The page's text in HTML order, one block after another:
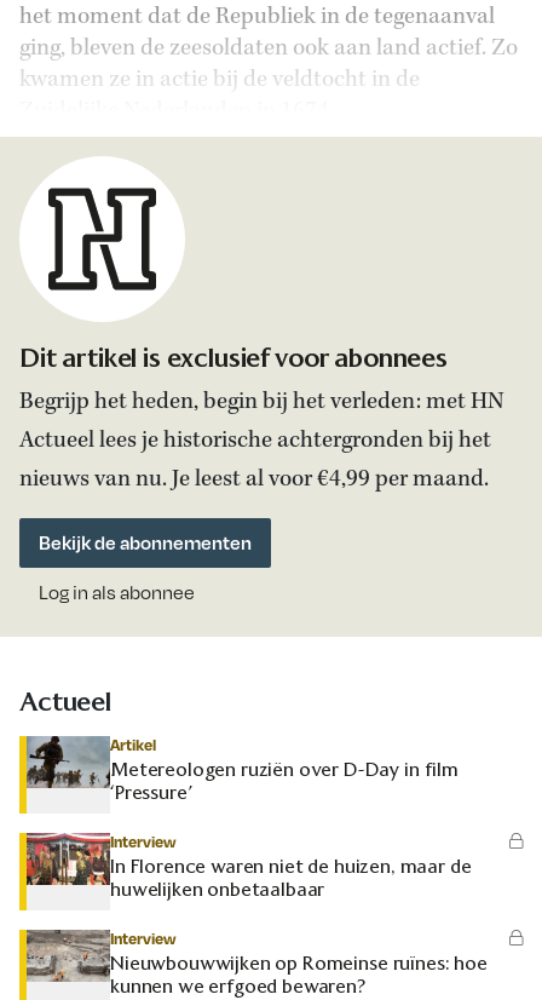
het moment dat de Republiek in de tegenaanval
ging, bleven de zeesoldaten ook aan land actief. Zo
kwamen ze in actie bij de veldtocht in de
Dit artikel is exclusief voor abonnees
Begrijp het heden, begin bij het verleden: met HN
Actueel lees je historische achtergronden bij het
nieuws van nu. Je leest al voor €4,99 per maand.
Bekijk de abonnementen
Log in als abonnee
Actueel
Artikel
Metereologen ruziën over D-Day in film
‘Pressure’
Interview
In Florence waren niet de huizen, maar de
huwelijken onbetaalbaar
Interview
Nieuwbouwwijken op Romeinse ruïnes: hoe
kunnen we erfgoed bewaren?